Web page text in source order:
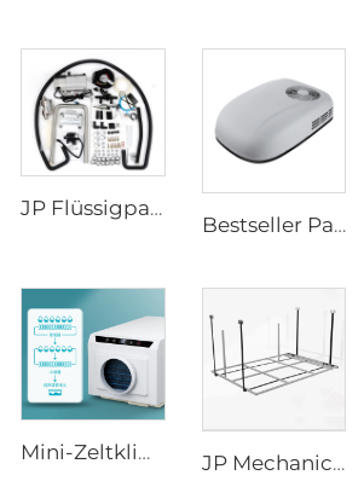
JP Flüssigparkheizung 5KW 12V Autoheizung Benzin Flüssigwärmeerzeuger Heizung
Bestseller Parkklimagerät 115v Dachmontage Klimagerät für LKW 60HZ Klimagerät Kühlgerät
Mini-Zeltklimagerät Neuer Stil 110V Kühlung Outdoor AC für LKW, Van, Fahrerkabine Ventilator JP Mechanical Switch RV Freizeitfahrzeug Motorhome Zubehör Rv Haushaltsgeräte Camper Van DIY Elektrik Aluminium BETT HEBEWERK